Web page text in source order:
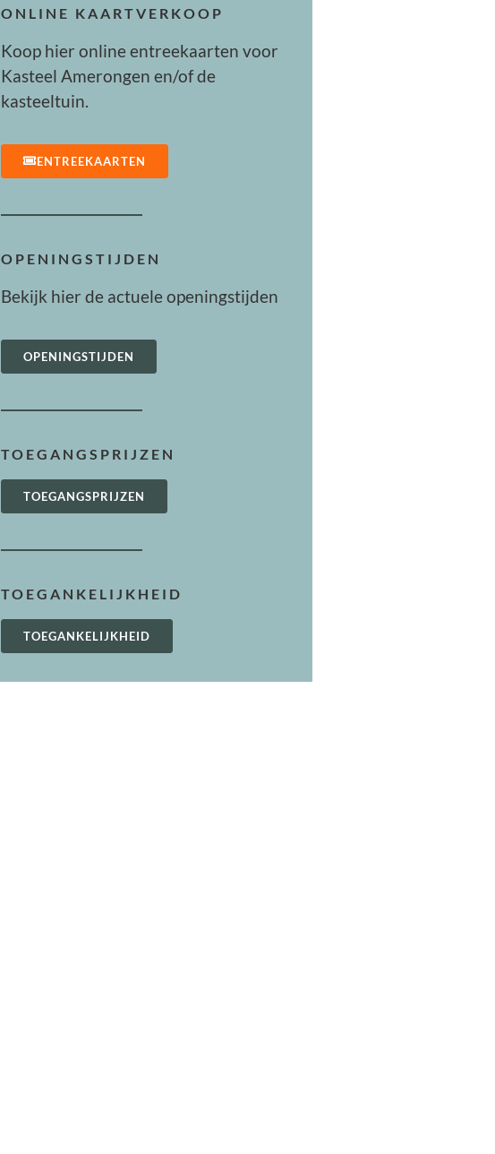
ONLINE KAARTVERKOOP
Koop hier online entreekaarten voor
Kasteel Amerongen en/of de
kasteeltuin.
ENTREEKAARTEN
OPENINGSTIJDEN
Bekijk hier de actuele openingstijden
OPENINGSTIJDEN
TOEGANGSPRIJZEN
TOEGANGSPRIJZEN
TOEGANKELIJKHEID
TOEGANKELIJKHEID